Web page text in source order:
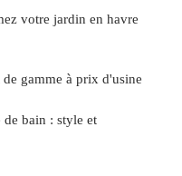
votre jardin en havre
gamme à prix d'usine
de bain : style et